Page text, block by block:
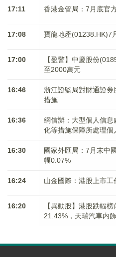
17:11 香港金管局：7月底官
17:08 寶龍地產(01238.HK)7
17:00
【盈警】中慶股份
至2000萬元
16:46
浙江證監局對財通證
措施
16:36
網信辦：大型個人信
化等措施保障所處理個
16:30
國家外匯局：7月末中
幅0.07%
16:24 山金國際：港股上市工
16:20
【異動股】港股跌幅
21.43%，天瑞汽車内